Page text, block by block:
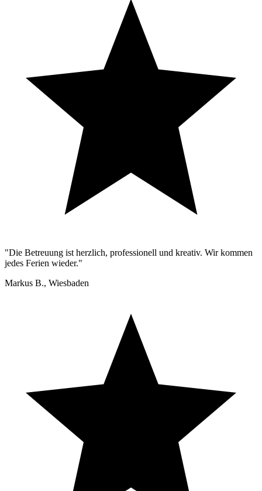
"Die Betreuung ist herzlich, professionell und kreativ. Wir kommen
jedes Ferien wieder."
Markus B., Wiesbaden